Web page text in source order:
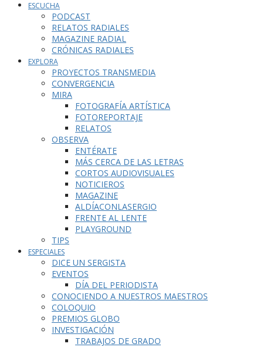
ESCUCHA
PODCAST
RELATOS RADIALES
MAGAZINE RADIAL
CRÓNICAS RADIALES
EXPLORA
PROYECTOS TRANSMEDIA
CONVERGENCIA
MIRA
FOTOGRAFÍA ARTÍSTICA
FOTOREPORTAJE
RELATOS
OBSERVA
ENTÉRATE
MÁS CERCA DE LAS LETRAS
CORTOS AUDIOVISUALES
NOTICIEROS
MAGAZINE
ALDÍACONLASERGIO
FRENTE AL LENTE
PLAYGROUND
TIPS
ESPECIALES
DICE UN SERGISTA
EVENTOS
DÍA DEL PERIODISTA
CONOCIENDO A NUESTROS MAESTROS
COLOQUIO
PREMIOS GLOBO
INVESTIGACIÓN
TRABAJOS DE GRADO